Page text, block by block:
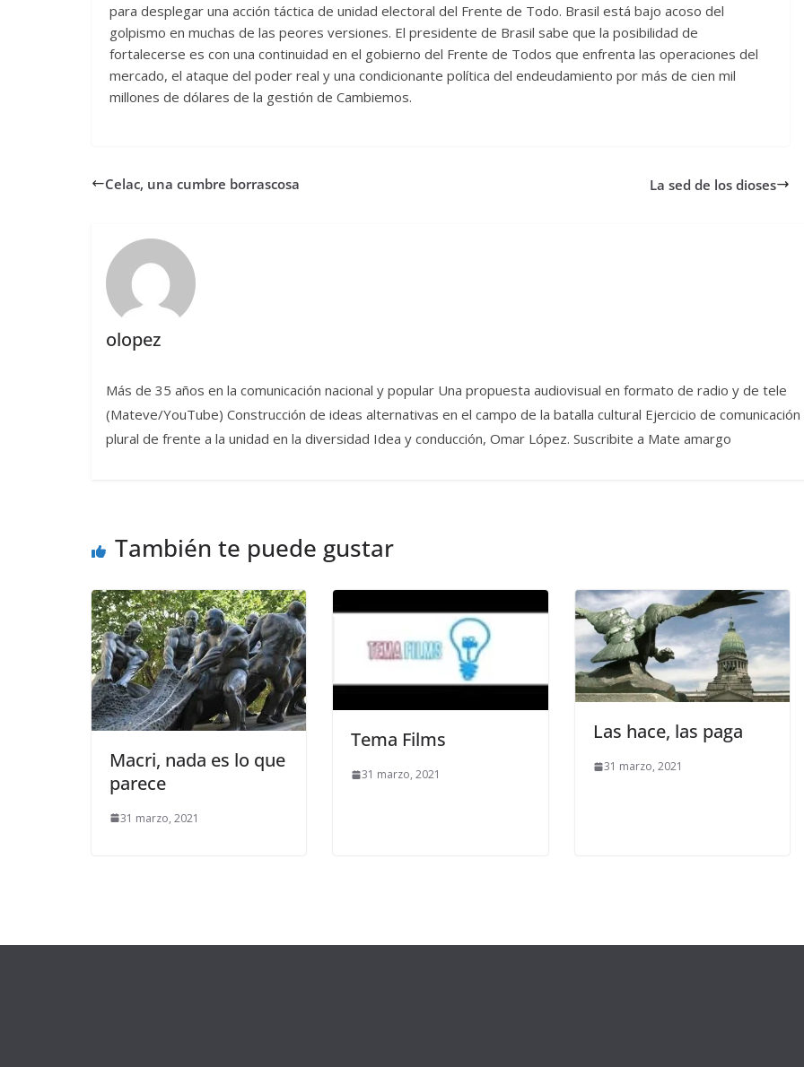
para desplegar una acción táctica de unidad electoral del Frente de Todo. Brasil está bajo acoso del
golpismo en muchas de las peores versiones. El presidente de Brasil sabe que la posibilidad de
fortalecerse es con una continuidad en el gobierno del Frente de Todos que enfrenta las operaciones del
mercado, el ataque del poder real y una condicionante política del endeudamiento por más de cien mil
millones de dólares de la gestión de Cambiemos.
Celac, una cumbre borrascosa La sed de los dioses
olopez
Más de 35 años en la comunicación nacional y popular Una propuesta audiovisual en formato de radio y de tele
(Mateve/YouTube) Construcción de ideas alternativas en el campo de la batalla cultural Ejercicio de comunicación
plural de frente a la unidad en la diversidad Idea y conducción, Omar López. Suscribite a Mate amargo
También te puede gustar
Macri, nada es lo que
parece
31 marzo, 2021
Tema Films
31 marzo, 2021
Las hace, las paga
31 marzo, 2021